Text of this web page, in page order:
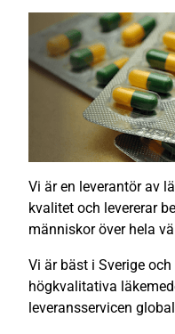
Vi är en leverantör av
kvalitet och levererar
människor över hela
Vi är bäst i Sverige
högkvalitativa
leveransservicen